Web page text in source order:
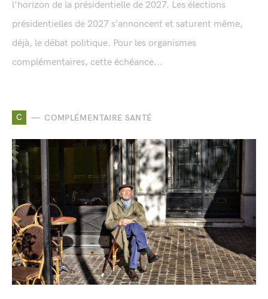
l'horizon de la présidentielle de 2027. Les élections
présidentielles de 2027 s’annoncent et saturent même,
déjà, le débat politique. Pour les organismes
complémentaires, cette échéance...
C COMPLÉMENTAIRE SANTÉ